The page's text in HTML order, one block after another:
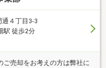
４丁目3-3
駅 徒歩2分
ご売却をお考えの方は弊社に